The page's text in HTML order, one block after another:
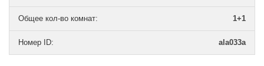
Общее кол-во комнат: 1+1
Номер ID: ala033a